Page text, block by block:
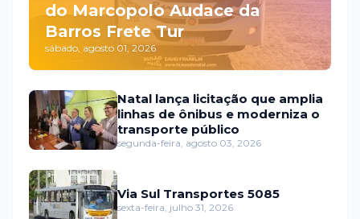
do Marcopolo Audace da
Barros Frete Tur
sábado, agosto 01, 2026
Natal lança licitação que amplia
linhas de ônibus e moderniza o
transporte público
segunda-feira, agosto 03, 2026
Via Sul Transportes 5085
sexta-feira, julho 31, 2026